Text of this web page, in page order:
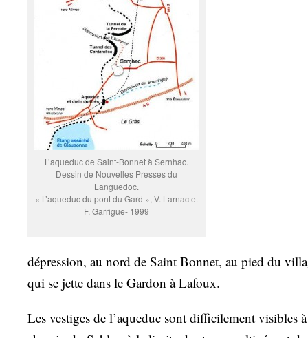
L’aqueduc de Saint-Bonnet à Sernhac.
Dessin de Nouvelles Presses du
Languedoc.
« L’aqueduc du pont du Gard », V. Larnac et
F. Garrigue- 1999
dépression, au nord de Saint Bonnet, au pied du
qui se jette dans le Gardon à Lafoux.
Les vestiges de l’aqueduc sont difficilement visibles